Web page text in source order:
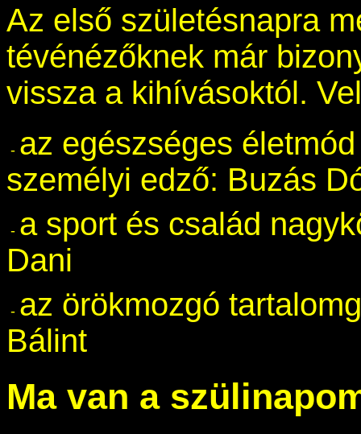
Az első születésnapra
tévénézőknek már
vissza a kihívásoktól.
az egészséges
személyi edző: Buzás
a sport és család
Dani
az örökmozgó
Bálint
Ma van a